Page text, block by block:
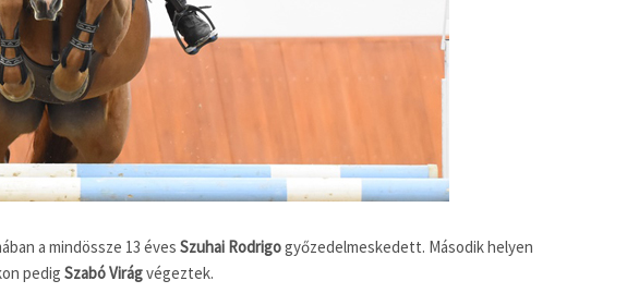
a mindössze 13 éves Szuhai Rodrigogyőzedelmeskedett. Második helyen
pedig Szabó Virágvégeztek.